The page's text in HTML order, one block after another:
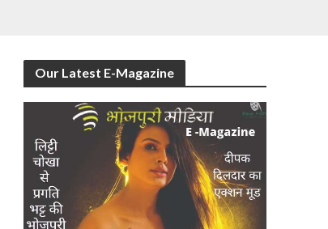
Our Latest E-Magazine